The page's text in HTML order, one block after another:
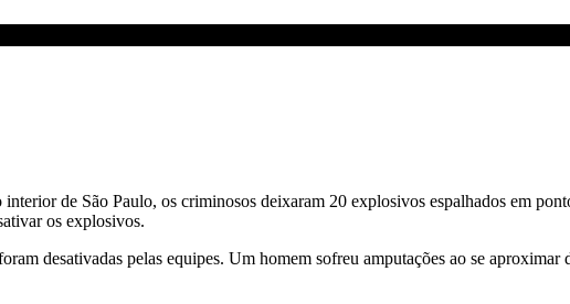
interior de São Paulo, os criminosos deixaram 20 explosivos espalhados em
os explosivos.
desativadas pelas equipes. Um homem sofreu amputações ao se